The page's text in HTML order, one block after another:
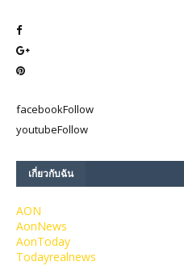
facebookFollow
youtubeFollow
เกี่ยวกับฉัน
AON
AonNews
AonToday
Todayrealnews